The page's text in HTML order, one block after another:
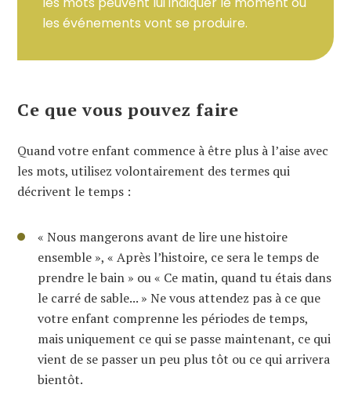
les événements vont se produire.
Ce que vous pouvez faire
Quand votre enfant commence à être plus à l’aise avec
les mots, utilisez volontairement des termes qui
décrivent le temps :
« Nous mangerons avant de lire une histoire
ensemble », « Après l’histoire, ce sera le temps de
prendre le bain » ou « Ce matin, quand tu étais dans
le carré de sable... » Ne vous attendez pas à ce que
votre enfant comprenne les périodes de temps,
mais uniquement ce qui se passe maintenant, ce qui
vient de se passer un peu plus tôt ou ce qui arrivera
bientôt.